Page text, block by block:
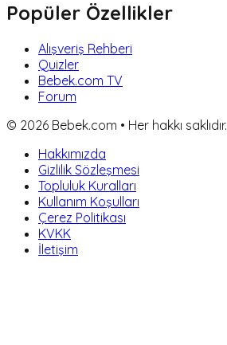
Popüler Özellikler
Alışveriş Rehberi
Quizler
Bebek.com TV
Forum
© 2026 Bebek.com • Her hakkı saklıdır.
Hakkımızda
Gizlilik Sözleşmesi
Topluluk Kuralları
Kullanım Koşulları
Çerez Politikası
KVKK
İletişim